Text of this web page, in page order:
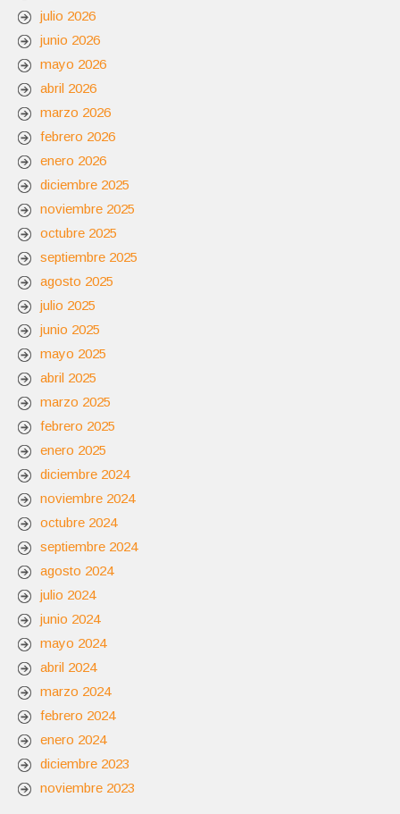
julio 2026
junio 2026
mayo 2026
abril 2026
marzo 2026
febrero 2026
enero 2026
diciembre 2025
noviembre 2025
octubre 2025
septiembre 2025
agosto 2025
julio 2025
junio 2025
mayo 2025
abril 2025
marzo 2025
febrero 2025
enero 2025
diciembre 2024
noviembre 2024
octubre 2024
septiembre 2024
agosto 2024
julio 2024
junio 2024
mayo 2024
abril 2024
marzo 2024
febrero 2024
enero 2024
diciembre 2023
noviembre 2023